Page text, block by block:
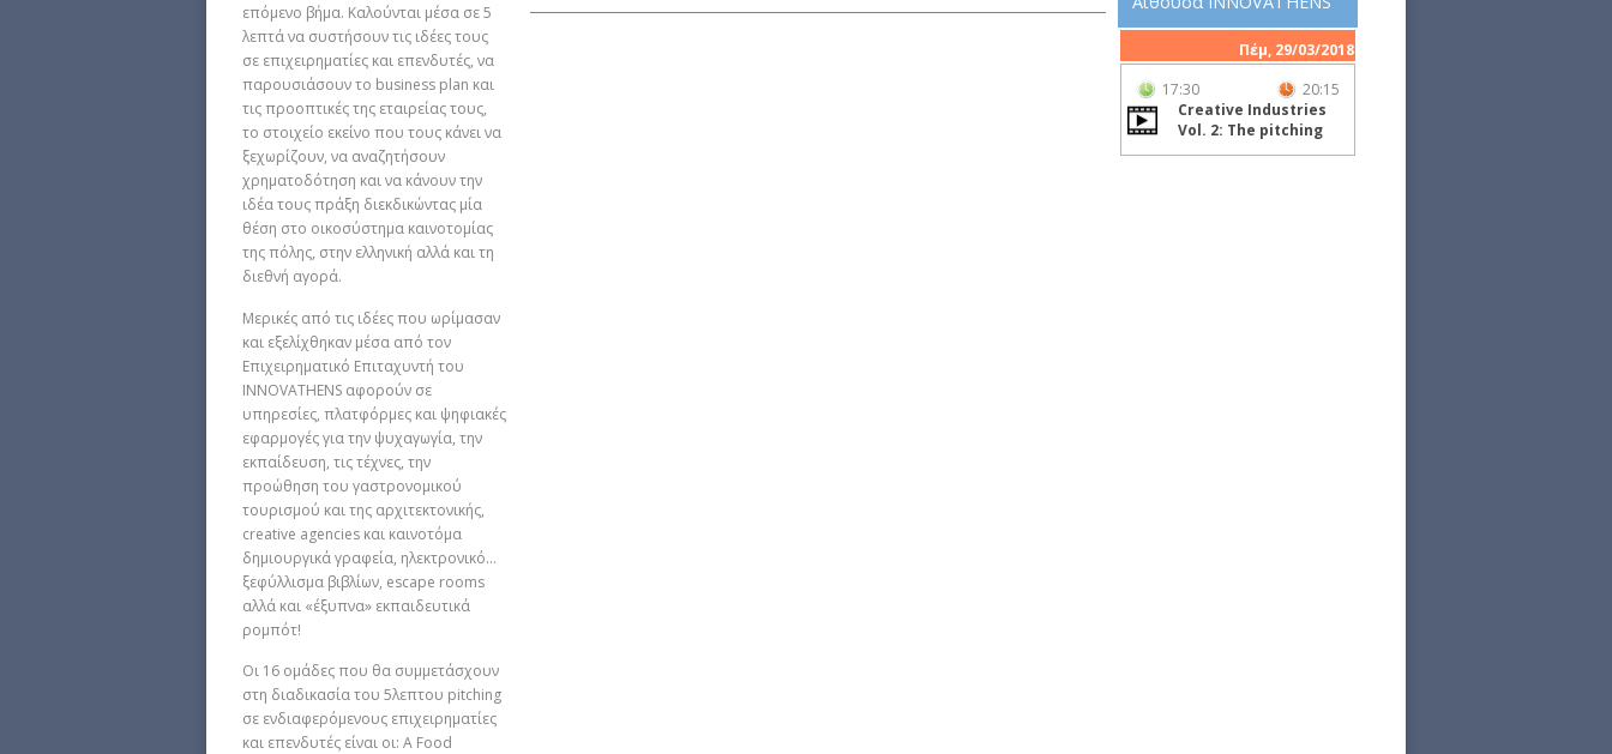
επόμενο βήμα. Καλούνται μέσα σε 5
λεπτά να συστήσουν τις ιδέες τους
σε επιχειρηματίες και επενδυτές, να
παρουσιάσουν το business plan και
τις προοπτικές της εταιρείας τους,
το στοιχείο εκείνο που τους κάνει να
ξεχωρίζουν, να αναζητήσουν
χρηματοδότηση και να κάνουν την
ιδέα τους πράξη διεκδικώντας μία
θέση στο οικοσύστημα καινοτομίας
της πόλης, στην ελληνική αλλά και τη
διεθνή αγορά.
Μερικές από τις ιδέες που ωρίμασαν
και εξελίχθηκαν μέσα από τον
Επιχειρηματικό Επιταχυντή του
INNOVATHENS αφορούν σε
υπηρεσίες, πλατφόρμες και ψηφιακές
εφαρμογές για την ψυχαγωγία, την
εκπαίδευση, τις τέχνες, την
προώθηση του γαστρονομικού
τουρισμού και της αρχιτεκτονικής,
creative agencies και καινοτόμα
δημιουργικά γραφεία, ηλεκτρονικό…
ξεφύλλισμα βιβλίων, escape rooms
αλλά και «έξυπνα» εκπαιδευτικά
ρομπότ!
Οι 16 ομάδες που θα συμμετάσχουν
στη διαδικασία του 5λεπτου pitching
σε ενδιαφερόμενους επιχειρηματίες
και επενδυτές είναι οι: A Food
Πέμ, 29/03/2018
17:30
20:15
Creative Industries
Vol. 2: The pitching